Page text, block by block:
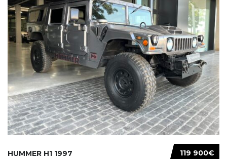
119 900€
HUMMER H1 1997